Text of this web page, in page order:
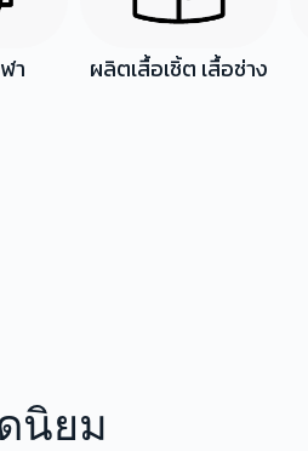
า ผลิตเสื้อเชิ้ต เสื้อช่าง
นิยม